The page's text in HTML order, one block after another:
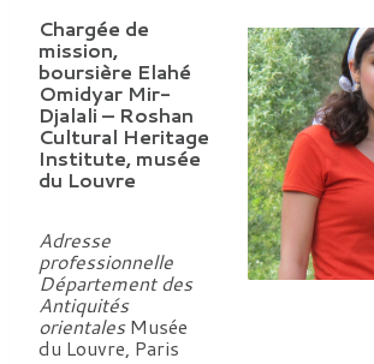
Chargée de
mission,
boursière Elahé
Omidyar Mir-
Djalali – Roshan
Cultural Heritage
Institute, musée
du Louvre
Adresse
professionnelle
Département des
Antiquités
orientalesMusée
du Louvre, Paris